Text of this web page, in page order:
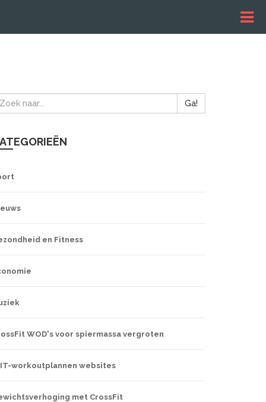
Ga!
en Fitness
WOD's voor spiermassa vergroten
workoutplannen websites
met CrossFit